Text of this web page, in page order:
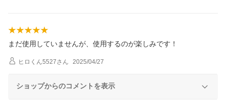
まだ使用していませんが、使用するのが楽しみです！
ヒロくん5527さん 2025/04/27
ショップからのコメントを表示